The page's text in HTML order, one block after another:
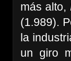
más alto,
(1.989).
la
un giro